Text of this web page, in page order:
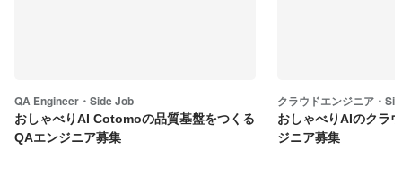
QA Engineer・Side Job
おしゃべりAI Cotomoの品質基盤をつくる
QAエンジニア募集
クラウドエンジニア・
おしゃべりAIのクラ
ジニア募集